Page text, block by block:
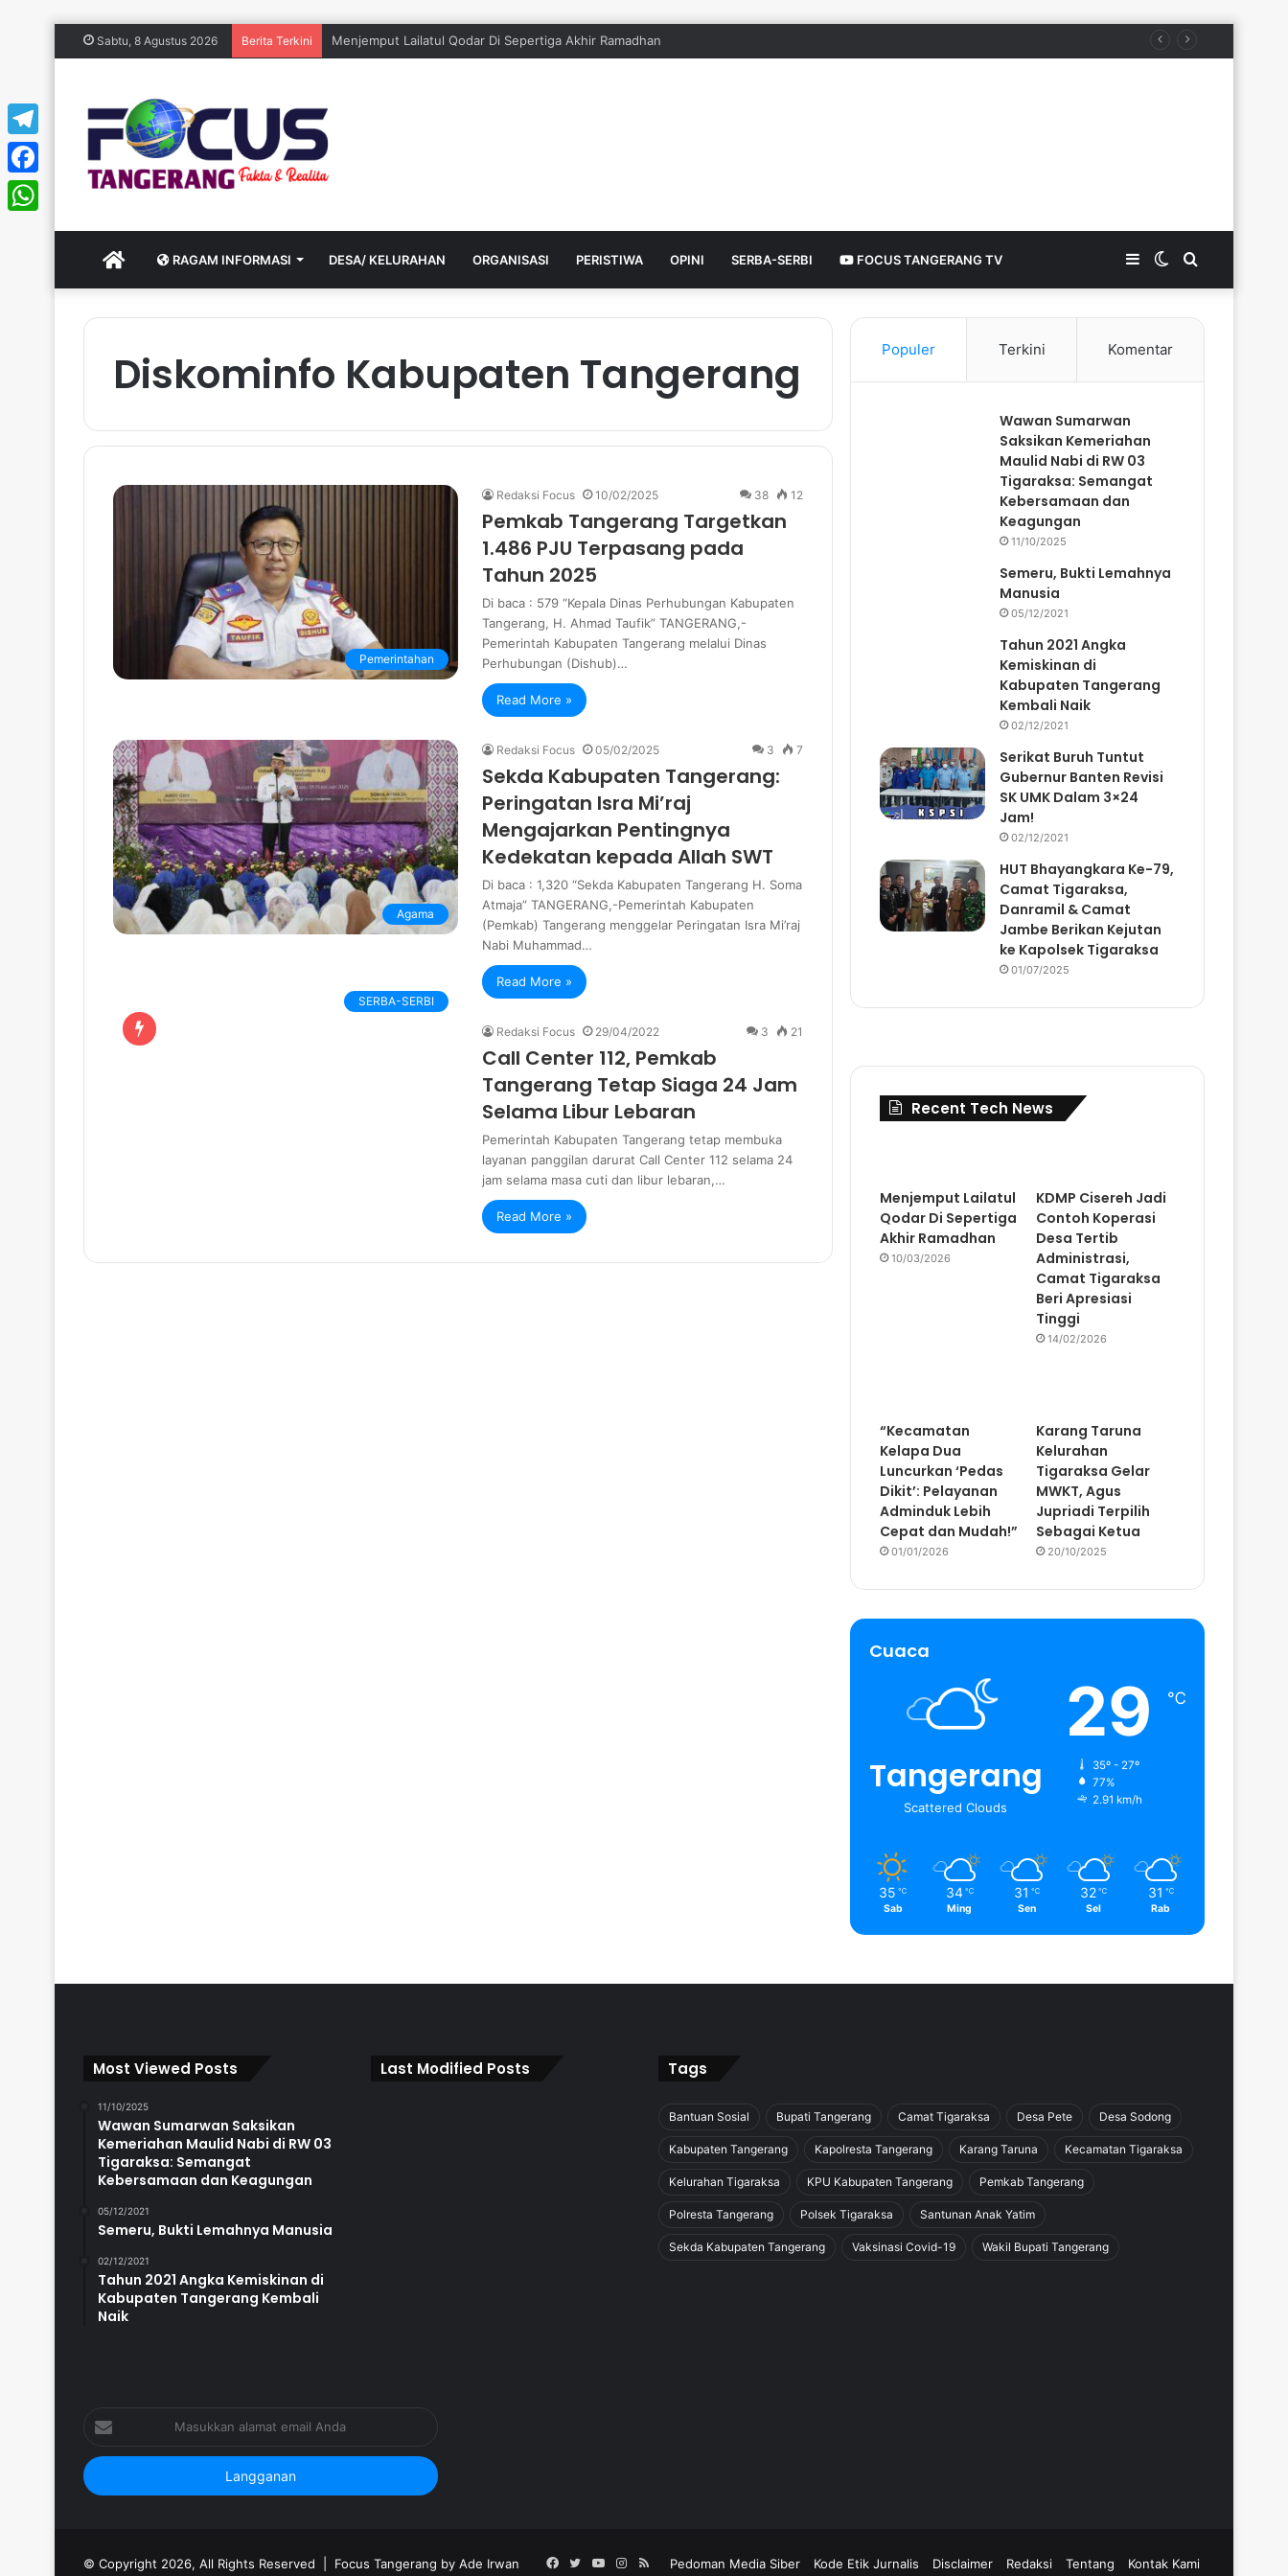
Sabtu, 8 Agustus 2026 Berita Terkini Menjemput Lailatul Qodar Di Sepertiga Akhir Ramadhan
HOME RAGAM INFORMASI DESA/ KELURAHAN ORGANISASI PERISTIWA OPINI SERBA-SERBI FOCUS TANGERANG TV Search
Switch
skin
Sidebar
Diskominfo Kabupaten Tangerang
Pemerintahan
Redaksi Focus 10/02/2025 38 12
Pemkab Tangerang Targetkan
1.486 PJU Terpasang pada
Tahun 2025
Di baca : 579 “Kepala Dinas Perhubungan Kabupaten
Tangerang, H. Ahmad Taufik” TANGERANG,-
Pemerintah Kabupaten Tangerang melalui Dinas
Perhubungan (Dishub)…
Read More »
Agama
Redaksi Focus 05/02/2025 3 7
Sekda Kabupaten Tangerang:
Peringatan Isra Mi’raj
Mengajarkan Pentingnya
Kedekatan kepada Allah SWT
Di baca : 1,320 “Sekda Kabupaten Tangerang H. Soma
Atmaja” TANGERANG,-Pemerintah Kabupaten
(Pemkab) Tangerang menggelar Peringatan Isra Mi’raj
Nabi Muhammad…
Read More »
SERBA-SERBI
Redaksi Focus 29/04/2022 3 21
Call Center 112, Pemkab
Tangerang Tetap Siaga 24 Jam
Selama Libur Lebaran
Pemerintah Kabupaten Tangerang tetap membuka
layanan panggilan darurat Call Center 112 selama 24
jam selama masa cuti dan libur lebaran,…
Read More »
Populer Terkini Komentar
Wawan Sumarwan
Saksikan Kemeriahan
Maulid Nabi di RW 03
Tigaraksa: Semangat
Kebersamaan dan
Keagungan
11/10/2025
Semeru, Bukti Lemahnya
Manusia
05/12/2021
Tahun 2021 Angka
Kemiskinan di
Kabupaten Tangerang
Kembali Naik
02/12/2021
Serikat Buruh Tuntut
Gubernur Banten Revisi
SK UMK Dalam 3×24
Jam!
02/12/2021
HUT Bhayangkara Ke-79,
Camat Tigaraksa,
Danramil & Camat
Jambe Berikan Kejutan
ke Kapolsek Tigaraksa
01/07/2025
Recent Tech News
Menjemput Lailatul
Qodar Di Sepertiga
Akhir Ramadhan
10/03/2026
KDMP Cisereh Jadi
Contoh Koperasi
Desa Tertib
Administrasi,
Camat Tigaraksa
Beri Apresiasi
Tinggi
14/02/2026
“Kecamatan
Kelapa Dua
Luncurkan ‘Pedas
Dikit’: Pelayanan
Adminduk Lebih
Cepat dan Mudah!”
01/01/2026
Karang Taruna
Kelurahan
Tigaraksa Gelar
MWKT, Agus
Jupriadi Terpilih
Sebagai Ketua
20/10/2025
Cuaca
Tangerang
Scattered Clouds
29 ℃
35º - 27º
77%
2.91 km/h
35 ℃
Sab
34 ℃
Ming
31 ℃
Sen
32 ℃
Sel
31 ℃
Rab
Most Viewed Posts
11/10/2025
Wawan Sumarwan Saksikan
Kemeriahan Maulid Nabi di RW 03
Tigaraksa: Semangat
Kebersamaan dan Keagungan
05/12/2021
Semeru, Bukti Lemahnya Manusia
02/12/2021
Tahun 2021 Angka Kemiskinan di
Kabupaten Tangerang Kembali
Naik
Last Modified Posts Tags
Bantuan Sosial Bupati Tangerang Camat Tigaraksa Desa Pete Desa Sodong
Kabupaten Tangerang Kapolresta Tangerang Karang Taruna Kecamatan Tigaraksa
Kelurahan Tigaraksa KPU Kabupaten Tangerang Pemkab Tangerang
Polresta Tangerang Polsek Tigaraksa Santunan Anak Yatim
Sekda Kabupaten Tangerang Vaksinasi Covid-19 Wakil Bupati Tangerang
alamat
email
Anda
© Copyright 2026, All Rights Reserved | Focus Tangerang by Ade Irwan Pedoman Media Siber Kode Etik Jurnalis Disclaimer Redaksi Tentang Kontak Kami
Facebook
TwitterYouTubeInstagram
RSS
Telegram
Facebook